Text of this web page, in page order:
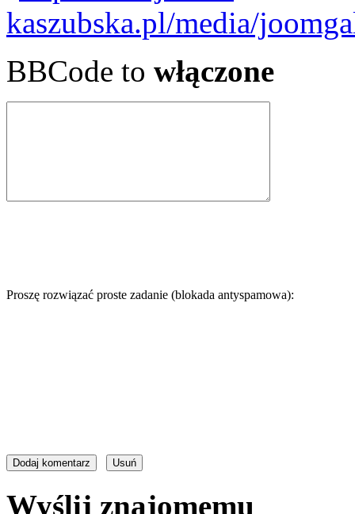
BBCode to włączone
Proszę rozwiązać proste zadanie (blokada antyspamowa):
Wyślij znajomemu